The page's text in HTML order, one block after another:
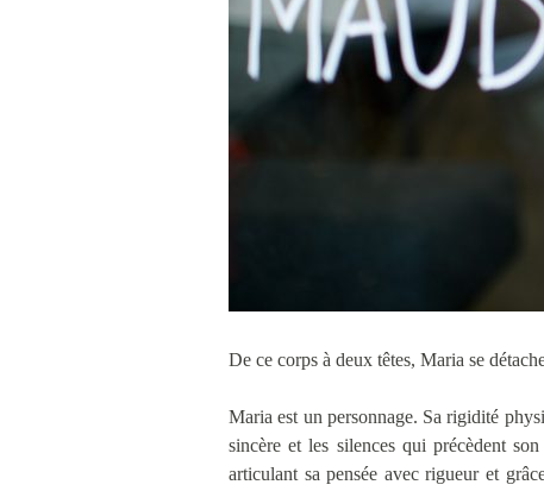
De ce corps à deux têtes, Maria se
Maria est un personnage. Sa rigidité
sincère et les silences qui précèdent
articulant sa pensée avec rigueur et